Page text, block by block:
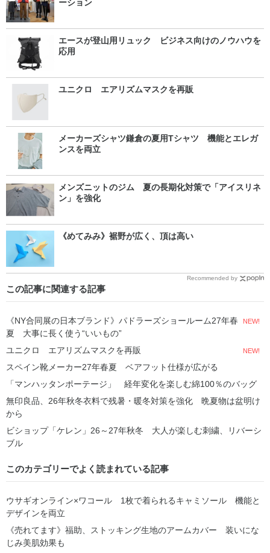
ーション
エースが登山用リュック ビジネス向けのノウハウを
応用
ユニクロ エアリズムマスクを再販
メーカーズシャツ鎌倉の夏用Tシャツ 機能とエレガ
ンスを両立
メンズニットのジム 夏の長期化対策で「アイスリネ
ン」を強化
《めてみみ》裾野が広く、頂は高い
Recommended by
この記事に関連する記事
《NY合同展の日本ブランド》パドラーズショールーム27年春
夏 大事に長く使う“いいもの”
NEW!
ユニクロ エアリズムマスクを再販 NEW!
スペイン靴メーカー27年春夏 ベアフット仕様が広がる
「マンハッタンポーテージ」 経年変化を楽しむ綿100％のバッグ
無印良品、26年秋冬衣料で残暑・暖冬対策を強化 晩夏物は盆明け
から
ビショップ「ケレン」26～27年秋冬 大人が楽しむ刺繍、リバーシ
ブル
このカテゴリーでよく読まれている記事
ウサギオンライン×ワコール 1枚で着られるキャミソール 機能と
デザインを両立
《売れてます》福助、ストッキング生地のアームカバー 装いにな
じみ美肌効果も